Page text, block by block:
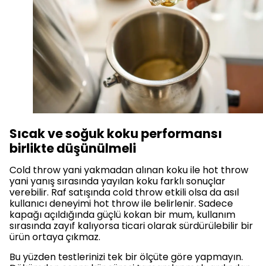
Sıcak ve soğuk koku performansı
birlikte düşünülmeli
Cold throw yani yakmadan alınan koku ile hot throw
yani yanış sırasında yayılan koku farklı sonuçlar
verebilir. Raf satışında cold throw etkili olsa da asıl
kullanıcı deneyimi hot throw ile belirlenir. Sadece
kapağı açıldığında güçlü kokan bir mum, kullanım
sırasında zayıf kalıyorsa ticari olarak sürdürülebilir bir
ürün ortaya çıkmaz.
Bu yüzden testlerinizi tek bir ölçüte göre yapmayın.